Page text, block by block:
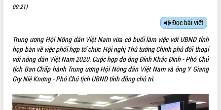
SỞ, BAN, NGÀNH
UBND CÁC XÃ, PHƯỜNG
THÔNG TIN CHỈ ĐẠO ĐIỀU HÀNH
HỆ THỐNG VĂN BẢN
09:21)
Đọc bài viết
Trung ương Hội Nông dân Việt Nam vừa có buổi làm việc với UBND tỉnh
họp bàn về việc phối hợp tổ chức Hội nghị Thủ tướng Chính phủ đối thoại
với nông dân Việt Nam 2020. Cuộc họp do ông Đinh Khắc Đính - Phó Chủ
tịch Ban Chấp hành Trung ương Hội Nông dân Việt Nam và ông Y Giang
Gry Niê Knơng - Phó Chủ tịch UBND tỉnh đồng chủ trì.